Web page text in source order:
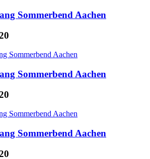
Sommerbend Aachen
Sommerbend Aachen
Sommerbend Aachen